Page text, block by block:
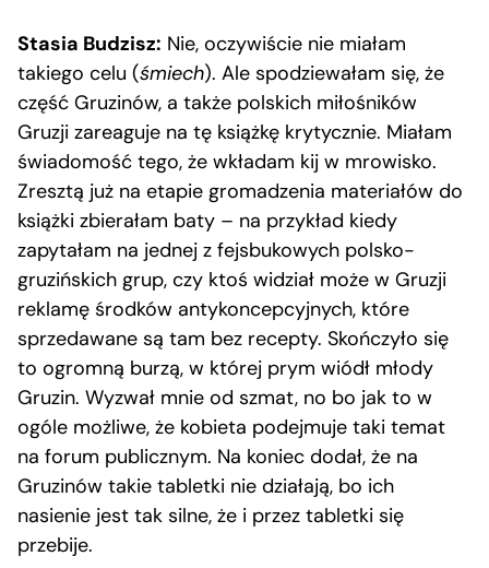
Stasia Budzisz: Nie, oczywiście nie miałam
takiego celu (śmiech). Ale spodziewałam się, że
część Gruzinów, a także polskich miłośników
Gruzji zareaguje na tę książkę krytycznie. Miałam
świadomość tego, że wkładam kij w mrowisko.
Zresztą już na etapie gromadzenia materiałów do
książki zbierałam baty – na przykład kiedy
zapytałam na jednej z fejsbukowych polsko-
gruzińskich grup, czy ktoś widział może w Gruzji
reklamę środków antykoncepcyjnych, które
sprzedawane są tam bez recepty. Skończyło się
to ogromną burzą, w której prym wiódł młody
Gruzin. Wyzwał mnie od szmat, no bo jak to w
ogóle możliwe, że kobieta podejmuje taki temat
na forum publicznym. Na koniec dodał, że na
Gruzinów takie tabletki nie działają, bo ich
nasienie jest tak silne, że i przez tabletki się
przebije.